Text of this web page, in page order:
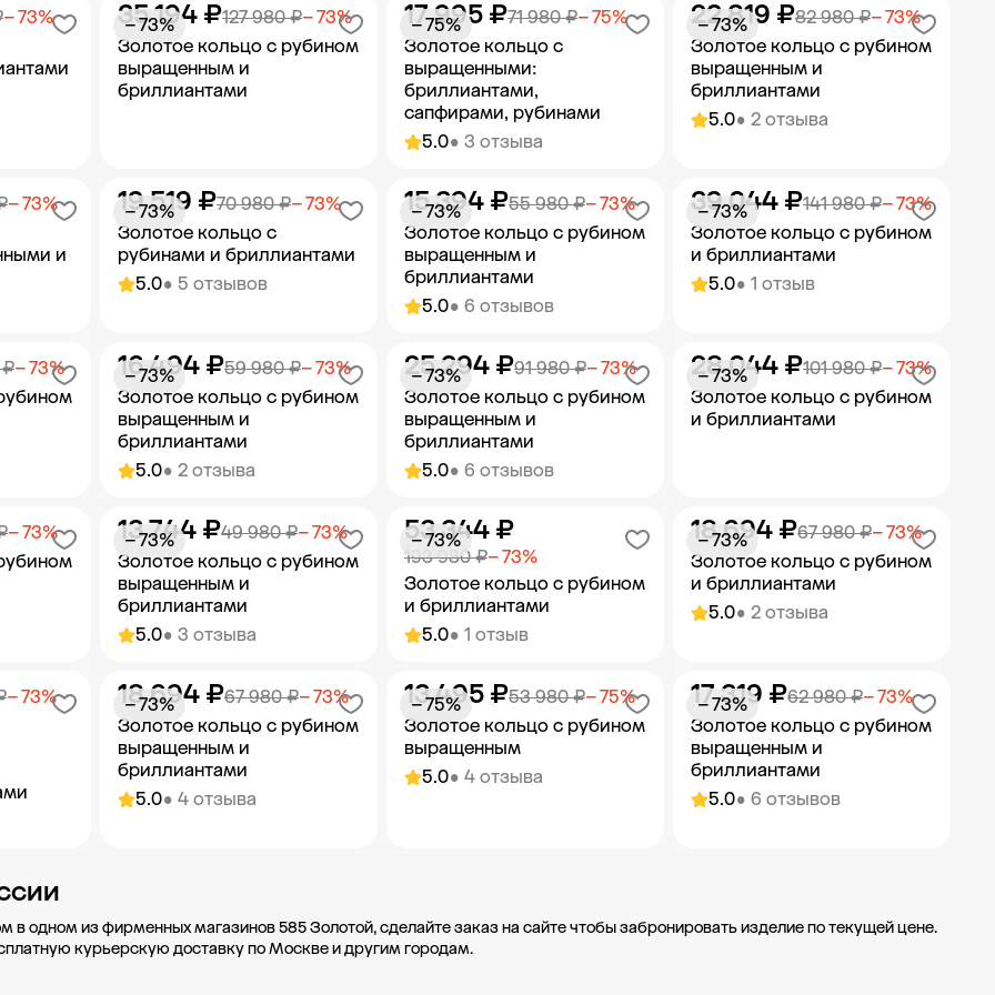
Добавить в корзину Добавить в корзину Добавить в корзину
− 73%
Золотое кольцо с рубином
выращенным и
бриллиантами
127 980 ₽− 73%
35 194 ₽
− 73%
Добавить в корзину
5.0• 3 отзыва
Золотое кольцо с
выращенными:
бриллиантами,
сапфирами, рубинами
71 980 ₽− 75%
17 995 ₽
− 75%
Добавить в корзину
5.0• 2 отзыва
Золотое кольцо с рубином
выращенным и
бриллиантами
82 980 ₽− 73%
22 819 ₽
− 73%
Добавить в корзину
и
− 73%
5.0• 5 отзывов
Золотое кольцо с
рубинами и бриллиантами
70 980 ₽− 73%
19 519 ₽
− 73%
Добавить в корзину
5.0• 6 отзывов
Золотое кольцо с рубином
выращенным и
бриллиантами
55 980 ₽− 73%
15 394 ₽
− 73%
Добавить в корзину
5.0• 1 отзыв
Золотое кольцо с рубином
и бриллиантами
141 980 ₽− 73%
39 044 ₽
− 73%
Добавить в корзину
₽− 73%
5.0• 2 отзыва
Золотое кольцо с рубином
выращенным и
бриллиантами
59 980 ₽− 73%
16 494 ₽
− 73%
Добавить в корзину
5.0• 6 отзывов
Золотое кольцо с рубином
выращенным и
бриллиантами
91 980 ₽− 73%
25 294 ₽
− 73%
Добавить в корзину
Золотое кольцо с рубином
и бриллиантами
101 980 ₽− 73%
28 044 ₽
− 73%
Добавить в корзину
− 73%
5.0• 3 отзыва
Золотое кольцо с рубином
выращенным и
бриллиантами
49 980 ₽− 73%
13 744 ₽
− 73%
Добавить в корзину
5.0• 1 отзыв
Золотое кольцо с рубином
и бриллиантами
193 980 ₽− 73%
53 344 ₽
− 73%
Добавить в корзину
5.0• 2 отзыва
Золотое кольцо с рубином
и бриллиантами
67 980 ₽− 73%
18 694 ₽
− 73%
Добавить в корзину
− 73%
5.0• 4 отзыва
Золотое кольцо с рубином
выращенным и
бриллиантами
67 980 ₽− 73%
18 694 ₽
− 73%
5.0• 4 отзыва
Золотое кольцо с рубином
выращенным
53 980 ₽− 75%
13 495 ₽
− 75%
5.0• 6 отзывов
Золотое кольцо с рубином
выращенным и
бриллиантами
62 980 ₽− 73%
17 319 ₽
− 73%
в одном из фирменных магазинов 585 Золотой, сделайте заказ на сайте чтобы забронировать изделие по текущей цене.
курьерскую доставку по Москве и другим городам.